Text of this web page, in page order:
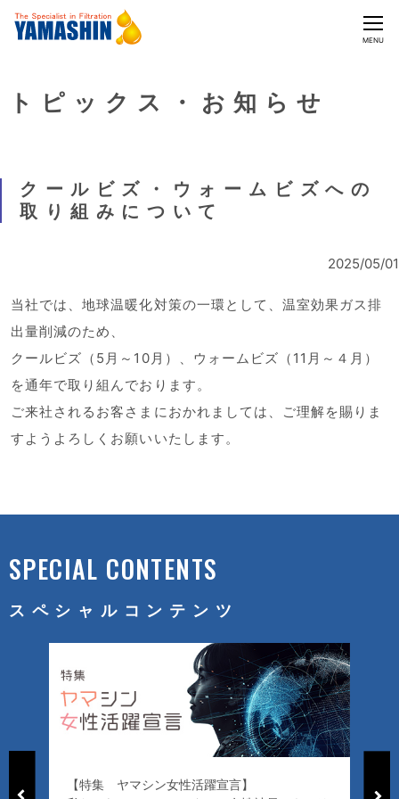
CLOSE
MENU
トピックス・お知らせ
クールビズ・ウォームビズへの
取り組みについて
2025/05/01
当社では、地球温暖化対策の一環として、温室効果ガス排
出量削減のため、
クールビズ（5月～10月）、ウォームビズ（11月～４月）
を通年で取り組んでおります。
ご来社されるお客さまにおかれましては、ご理解を賜りま
すようよろしくお願いいたします。
SPECIAL CONTENTS
スペシャルコンテンツ
【特集 ヤマシン女性活躍宣言】